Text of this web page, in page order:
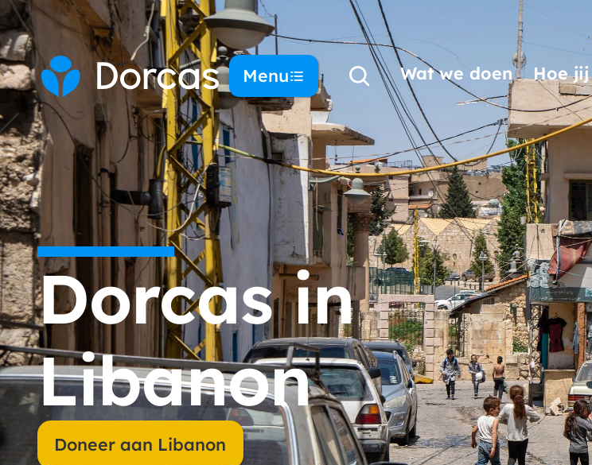
Menu Wat we doen Hoe
Dorcas in
Libanon
Doneer aan Libanon
Je kunt eenmalig of periodiek doneren via onze website.
land waar je aan wilt bijdragen. Periodiek schenken biedt